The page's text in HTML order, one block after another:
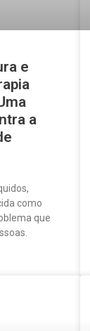
e
a
como
que